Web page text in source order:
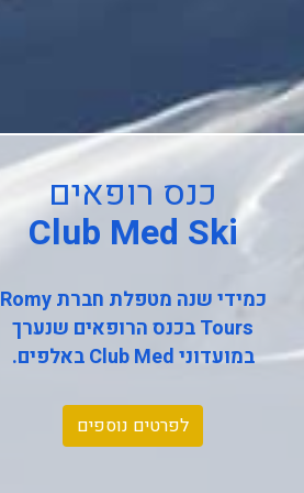
כנס רופאים
Club Med Ski
כמידי שנה מטפלת חברתRomy
Toursבכנס הרופאים שנערך
במועדוניClub Medבאלפים.
לפרטים נוספים